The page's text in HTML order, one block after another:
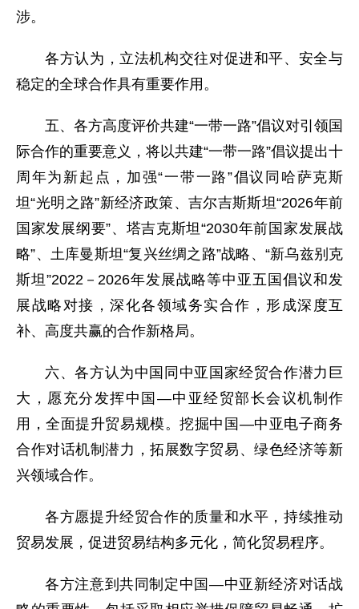
涉。
各方认为，立法机构交往对促进和平、安全与
稳定的全球合作具有重要作用。
五、各方高度评价共建“一带一路”倡议对引领国
际合作的重要意义，将以共建“一带一路”倡议提出十
周年为新起点，加强“一带一路”倡议同哈萨克斯
坦“光明之路”新经济政策、吉尔吉斯斯坦“2026年前
国家发展纲要”、塔吉克斯坦“2030年前国家发展战
略”、土库曼斯坦“复兴丝绸之路”战略、“新乌兹别克
斯坦”2022－2026年发展战略等中亚五国倡议和发
展战略对接，深化各领域务实合作，形成深度互
补、高度共赢的合作新格局。
六、各方认为中国同中亚国家经贸合作潜力巨
大，愿充分发挥中国—中亚经贸部长会议机制作
用，全面提升贸易规模。挖掘中国—中亚电子商务
合作对话机制潜力，拓展数字贸易、绿色经济等新
兴领域合作。
各方愿提升经贸合作的质量和水平，持续推动
贸易发展，促进贸易结构多元化，简化贸易程序。
各方注意到共同制定中国—中亚新经济对话战